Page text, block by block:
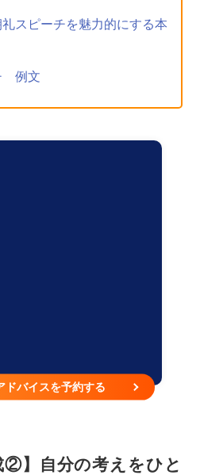
礼スピーチを魅力的にする本
例文
ドバイスを予約する
②】自分の考えをひと